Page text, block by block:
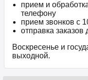
прием и
телефону
прием звонков c
отправка заказов
Воскресенье и
выходной.